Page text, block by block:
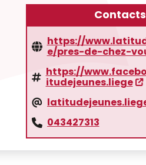
Contacts
https://
e/pres-de-chez-
https://
itudejeunes.liege
043427313